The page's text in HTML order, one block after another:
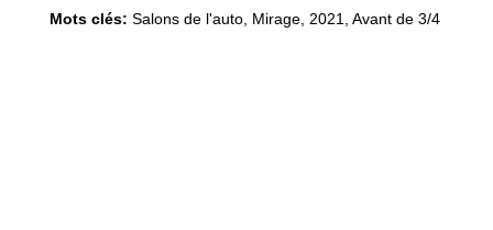
Mots clés: Salons de l'auto, Mirage, 2021, Avant de 3/4